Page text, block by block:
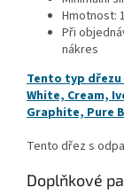
Hmotnost:
Při
nákres
Tento typ dřezu
White, Cream,
Graphite, Pure
Tento dřez s
Doplňkové